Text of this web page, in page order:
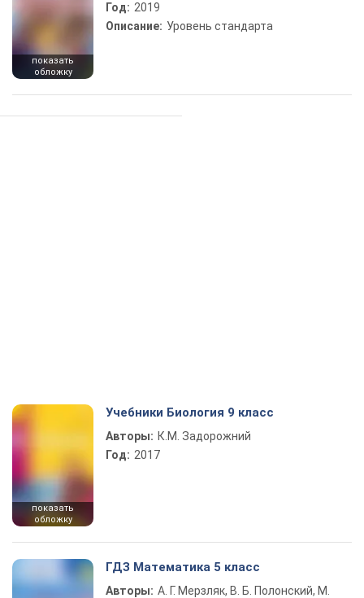
показать
обложку
Год: 2019
Описание: Уровень стандарта
показать
обложку
Учебники Биология 9 класс
Авторы: К.М. Задорожний
Год: 2017
ГДЗ Математика 5 класс
Авторы: А. Г. Мерзляк, В. Б. Полонский, М.